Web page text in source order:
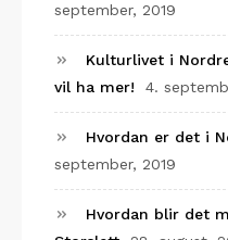
september, 2019
Kulturlivet i
vil ha mer!
4.
Hvordan er det i
september, 2019
Hvordan blir det